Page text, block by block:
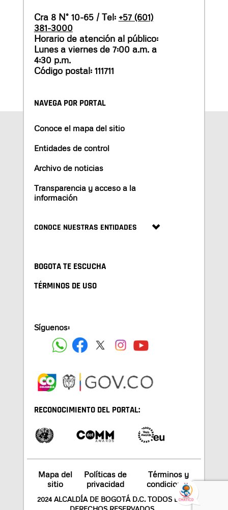
Cra 8 N° 10-65 / Tel: +57 (601)
381-3000
Horario de atención al público:
Lunes a viernes de 7:00 a.m. a
4:30 p.m.
Código postal: 111711
NAVEGA POR PORTAL
Conoce el mapa del sitio
Entidades de control
Archivo de noticias
Transparencia y acceso a la
información
CONOCE NUESTRAS ENTIDADES
BOGOTA TE ESCUCHA
TÉRMINOS DE USO
Síguenos:
RECONOCIMIENTO DEL PORTAL:
Mapa del
sitio
Políticas de
privacidad
Términos y
condiciones
2024 ALCALDÍA DE BOGOTÁ D.C. TODOS LOS